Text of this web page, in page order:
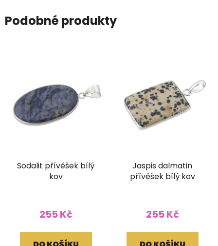
Podobné produkty
Sodalit přívěšek bílý
kov
255 Kč
Jaspis dalmatin
přívěšek bílý kov
255 Kč